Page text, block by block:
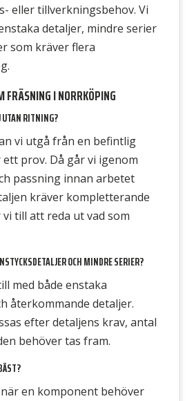
eller tillverkningsbehov. Vi
detaljer, mindre serier
som kräver flera
FRÄSNING I NORRKÖPING
UTAN RITNING?
vi utgå från en befintlig
prov. Då går vi igenom
passning innan arbetet
kräver kompletterande
till att reda ut vad som
OCH MINDRE SERIER?
med både enstaka
återkommande detaljer.
efter detaljens krav, antal
behöver tas fram.
en komponent behöver